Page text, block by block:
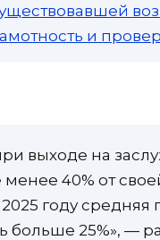
и
выходе на
40% от
году средняя
больше 25%», —